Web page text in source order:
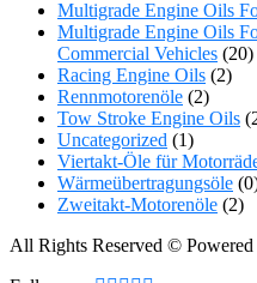
Multigrade Engine Oils
Multigrade Engine Oils
Commercial Vehicles (20)
Racing Engine Oils (2)
Rennmotorenöle (2)
Tow Stroke Engine Oils
Uncategorized (1)
Viertakt-Öle für
Wärmeübertragungsöle
Zweitakt-Motorenöle (2)
All Rights Reserved ©